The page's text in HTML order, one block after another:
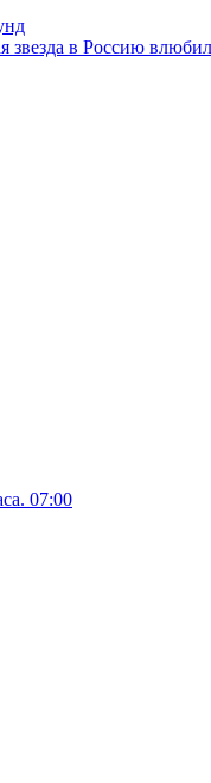
звезда в Россию
07:00